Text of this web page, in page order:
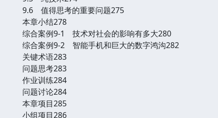
9.6 值得思考的重要问题275
本章小结278
综合案例9-1 技术对社会的影响有多大280
综合案例9-2 智能手机和巨大的数字鸿沟282
关键术语283
问题思考283
作业训练284
问题讨论284
本章项目285
小组项目286